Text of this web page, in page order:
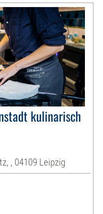
kulinarisch
, 04109 Leipzig